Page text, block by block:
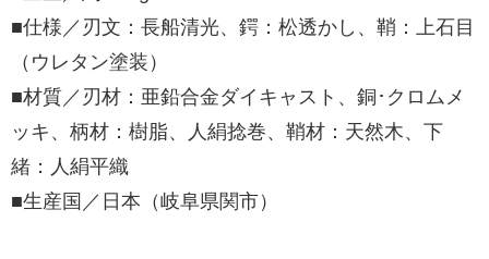
■仕様／刃文：長船清光、鍔：松透かし、鞘：上石目
（ウレタン塗装）
■材質／刃材：亜鉛合金ダイキャスト、銅･クロムメ
ッキ、柄材：樹脂、人絹捻巻、鞘材：天然木、下
緒：人絹平織
■生産国／日本（岐阜県関市）